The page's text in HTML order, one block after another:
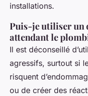
installations.
Puis-je utiliser un
attendant le
Il est déconseillé
agressifs, surtout si
risquent
ou de créer des